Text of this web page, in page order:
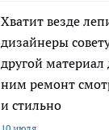
Баня всегда как
вагонку в
дедовским
работает на 10
31 июля